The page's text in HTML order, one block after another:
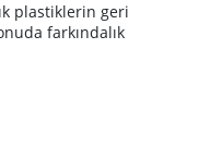
plastiklerin geri
farkındalık